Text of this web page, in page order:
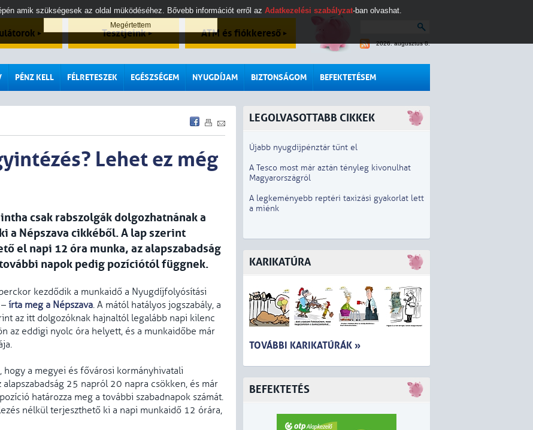
Tesztjeink ATM és fiókkereső
2026. augusztus 8.
PÉNZ KELL FÉLRETESZEK EGÉSZSÉGEM NYUGDÍJAM BIZTONSÁGOM BEFEKTETÉSEM
Lehet ez még
csak rabszolgák dolgozhatnának a
a Népszava cikkéből. A lap szerint
el napi 12 óra munka, az alapszabadság
napok pedig pozíciótól függnek.
kezdődik a munkaidő a Nyugdíjfolyósítási
írta meg a Népszava. A mától hatályos jogszabály, a
az itt dolgozóknak hajnaltól legalább napi kilenc
az eddigi nyolc óra helyett, és a munkaidőbe már
a megyei és fővárosi kormányhivatali
25 napról 20 napra csökken, és már
határozza meg a további szabadnapok számát.
nélkül terjeszthető ki a napi munkaidő 12 órára,
LEGOLVASOTTABB CIKKEK
Újabb nyugdíjpénztár tűnt el
A Tesco most már aztán tényleg kivonulhat
Magyarországról
A legkeményebb reptéri taxizási gyakorlat lett
a miénk
KARIKATÚRA
TOVÁBBI KARIKATÚRÁK »
BEFEKTETÉS
amik szükségesek az oldal müködéséhez. Bővebb információt erről az Adatkezelési szabályzat-ban olvashat.